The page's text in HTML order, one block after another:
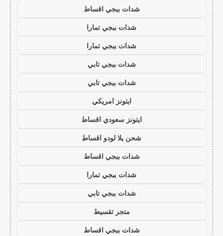
شدات ببجي اقساط
شدات ببجي تمارا
شدات ببجي تمارا
شدات ببجي تابي
شدات ببجي تابي
ايتونز امريكي
ايتونز سعودي اقساط
شحن يلا لودو اقساط
شدات ببجي اقساط
شدات ببجي تمارا
شدات ببجي تابي
متجر تقسيط
شدات ببجي اقساط